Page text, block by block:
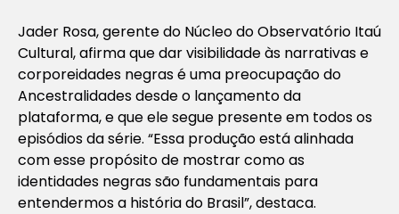
Jader Rosa, gerente do Núcleo do Observatório Itaú
Cultural, afirma que dar visibilidade às narrativas e
corporeidades negras é uma preocupação do
Ancestralidades desde o lançamento da
plataforma, e que ele segue presente em todos os
episódios da série. “Essa produção está alinhada
com esse propósito de mostrar como as
identidades negras são fundamentais para
entendermos a história do Brasil”, destaca.